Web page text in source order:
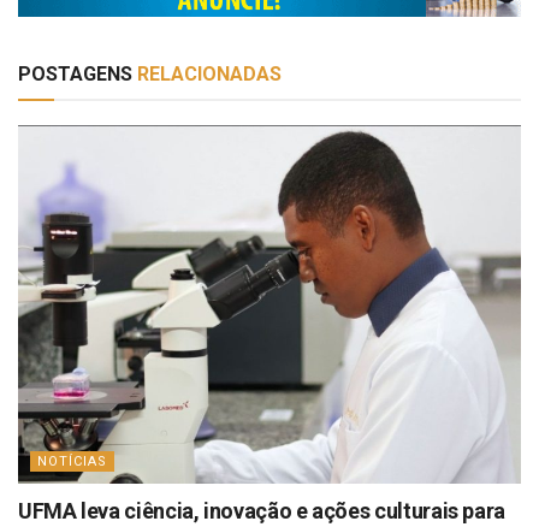
POSTAGENS RELACIONADAS
NOTÍCIAS
UFMA leva ciência, inovação e ações culturais para